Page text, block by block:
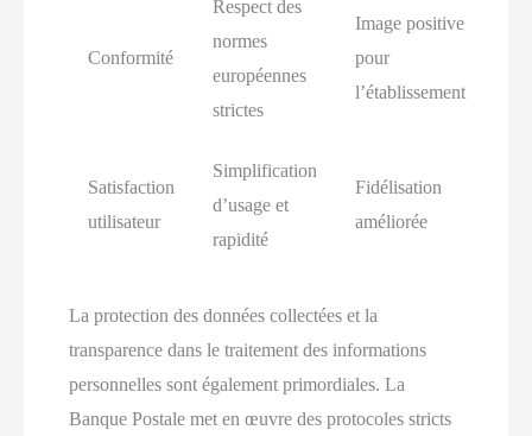
Conformité
Respect des
normes
européennes
strictes
Image positive
pour
l’établissement
Satisfaction
utilisateur
Simplification
d’usage et
rapidité
Fidélisation
améliorée
La protection des données collectées et la
transparence dans le traitement des informations
personnelles sont également primordiales. La
Banque Postale met en œuvre des protocoles stricts